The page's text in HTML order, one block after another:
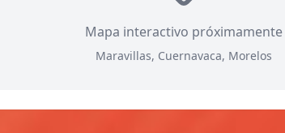
Mapa interactivo próximamente
Maravillas, Cuernavaca, Morelos